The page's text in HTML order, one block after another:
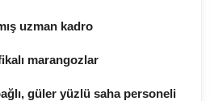
uzman kadro
marangozlar
güler yüzlü saha personeli